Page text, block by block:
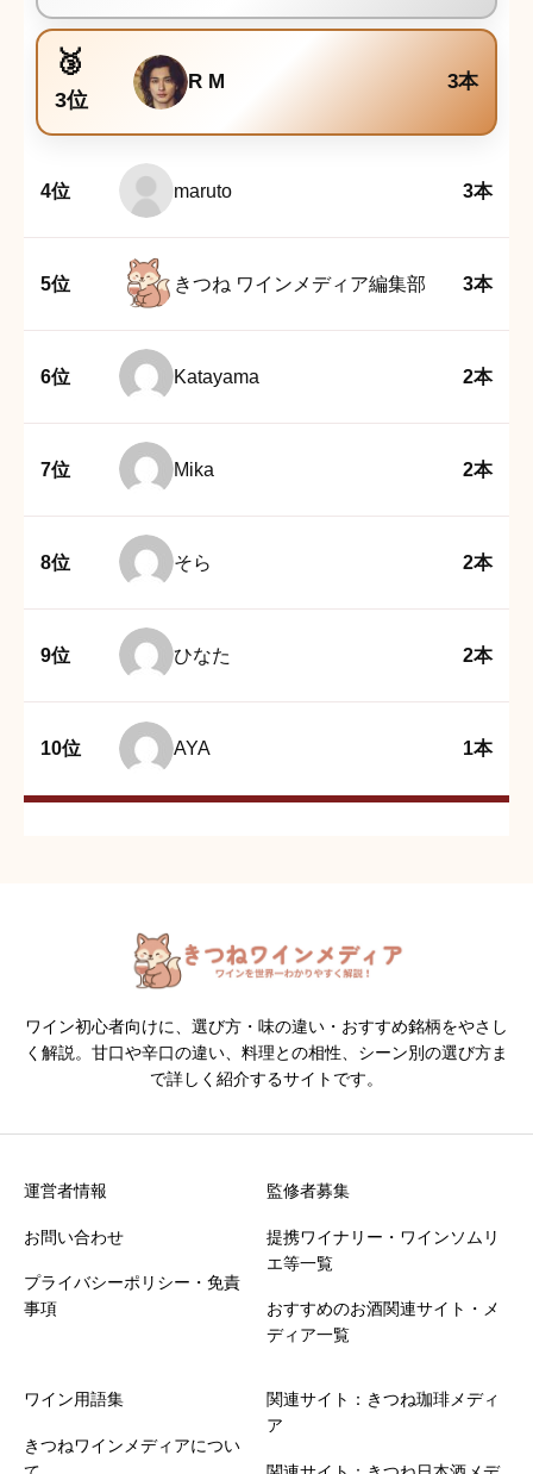
3位
R M 3本
4位 maruto 3本
5位 きつね ワインメディア編集部 3本
6位 Katayama 2本
7位 Mika 2本
8位 そら 2本
9位 ひなた 2本
10位 AYA 1本
ワイン初心者向けに、選び方・味の違い・おすすめ銘柄をやさし
く解説。甘口や辛口の違い、料理との相性、シーン別の選び方ま
で詳しく紹介するサイトです。
運営者情報
お問い合わせ
プライバシーポリシー・免責
事項
監修者募集
提携ワイナリー・ワインソムリ
エ等一覧
おすすめのお酒関連サイト・メ
ディア一覧
ワイン用語集
きつねワインメディアについ
関連サイト：きつね珈琲メディ
ア